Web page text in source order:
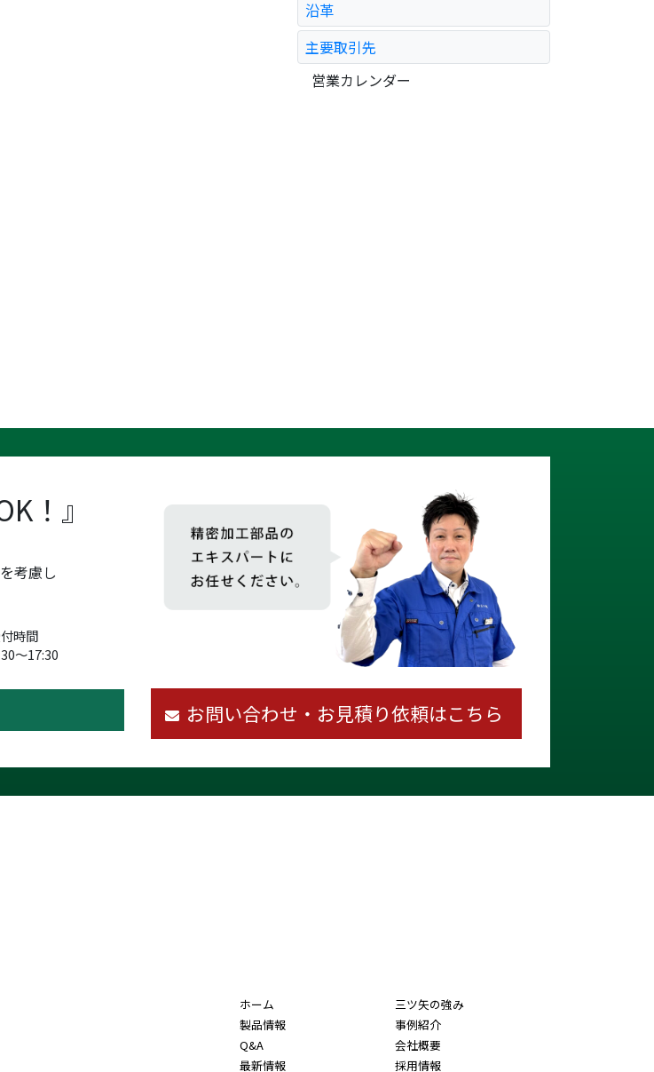
沿革
主要取引先
営業カレンダー
！』
考慮し
時間
～17:30
お問い合わせ・お見積り依頼はこちら
ホーム
三ツ矢の強み
製品情報
事例紹介
Q&A
会社概要
最新情報
採用情報